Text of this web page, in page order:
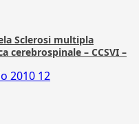
Sclerosi multipla
cerebrospinale – CCSVI –
2010 12